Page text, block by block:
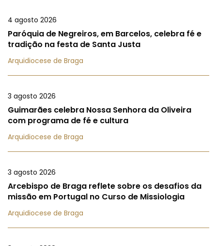
4 agosto 2026
Paróquia de Negreiros, em Barcelos, celebra fé e
tradição na festa de Santa Justa
Arquidiocese de Braga
3 agosto 2026
Guimarães celebra Nossa Senhora da Oliveira
com programa de fé e cultura
Arquidiocese de Braga
3 agosto 2026
Arcebispo de Braga reflete sobre os desafios da
missão em Portugal no Curso de Missiologia
Arquidiocese de Braga